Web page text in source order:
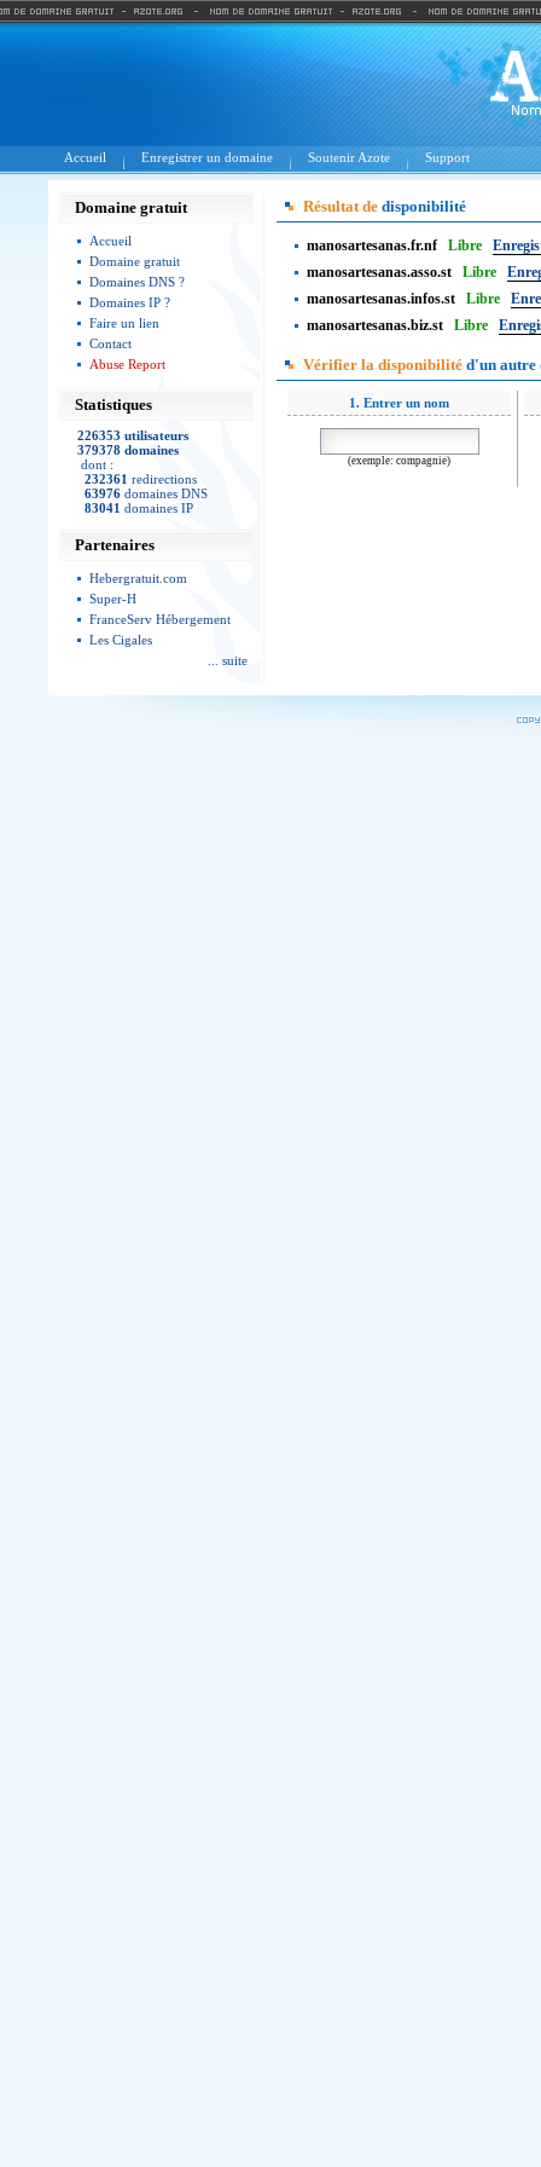
Accueil Enregistrer un domaine Soutenir Azote Support
Domaine gratuit
Accueil
Domaine gratuit
Domaines DNS ?
Domaines IP ?
Faire un lien
Contact
Abuse Report
Statistiques
226353 utilisateurs
379378 domaines
dont :
232361 redirections
63976 domaines DNS
83041 domaines IP
Partenaires
Hebergratuit.com
Super-H
FranceServ Hébergement
Les Cigales
... suite
Résultat de disponibilité
manosartesanas.fr.nf Libre
manosartesanas.asso.st
Libre
manosartesanas.infos.st
Libre
manosartesanas.biz.st
Libre
Vérifier la disponibilité d'un autre
1. Entrer un nom
(exemple: compagnie)